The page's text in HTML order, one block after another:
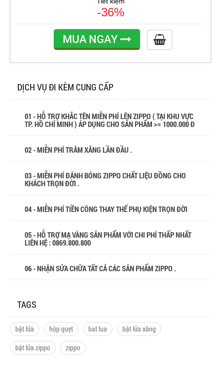
-36%
MUA NGAY
DỊCH VỤ ĐI KÈM CUNG CẤP
01 - HỖ TRỢ KHẮC TÊN MIỄN PHÍ LÊN ZIPPO ( TẠI KHU VỰC
TP. HỒ CHÍ MINH ) ÁP DỤNG CHO SẢN PHẨM >= 1000.000 Đ
02 - MIỄN PHÍ TRÂM XĂNG LẦN ĐẦU .
03 - MIỄN PHÍ ĐÁNH BÓNG ZIPPO CHẤT LIỆU ĐỒNG CHO
KHÁCH TRỌN ĐỜI .
04 - MIỄN PHÍ TIỀN CÔNG THAY THẾ PHỤ KIỆN TRỌN ĐỜI
05 - HỖ TRỢ MẠ VÀNG SẢN PHẨM VỚI CHI PHÍ THẤP NHẤT
LIÊN HỆ : 0869.800.800
06 - NHẬN SỬA CHỮA TẤT CẢ CÁC SẢN PHẨM ZIPPO .
TAGS
bật lửa hộp quẹt bat lua
bật lửa xăng
bật lửa zippo
zippo